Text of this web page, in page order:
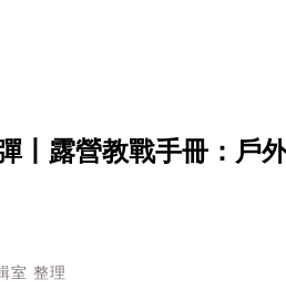
丨露營教戰手冊：戶
室 整理